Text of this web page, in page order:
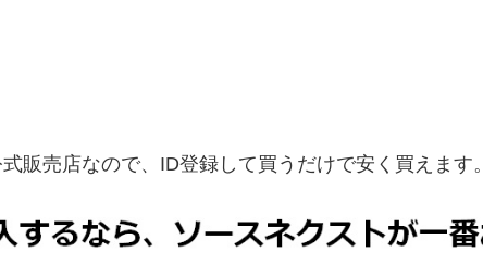
販売店なので、ID登録して買うだけで安く買えます。